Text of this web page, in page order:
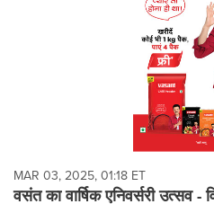
MAR 03, 2025, 01:18 ET
वसंत का वार्षिक एनिवर्सरी